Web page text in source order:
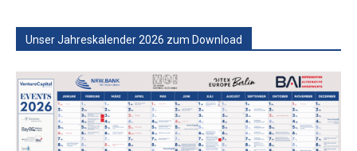
Unser Jahreskalender 2026 zum Download